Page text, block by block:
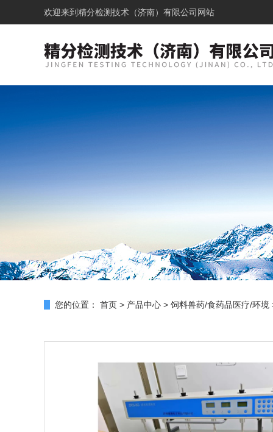
欢迎来到 精分检测技术（济南）有限公司网站
您的位置： 首页 > 产品中心 > 饲料兽药/食药品医疗/环境